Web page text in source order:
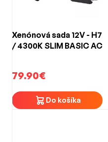
Xenónová sada 12V - H7
/ 4300K SLIM BASIC AC
79.90€
Do košíka